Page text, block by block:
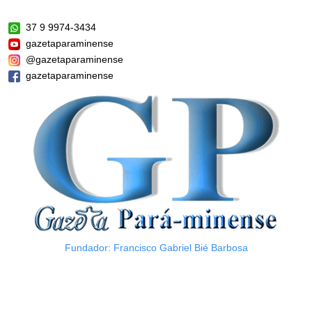
37 9 9974-3434
gazetaparaminense
@gazetaparaminense
gazetaparaminense
Fundador: Francisco Gabriel Bié Barbosa